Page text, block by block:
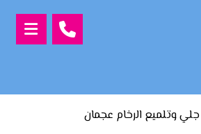
وتلميع الرخام عجمان